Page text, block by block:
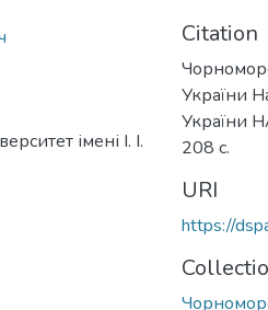
імені І. І.
Citation
України
України
208 с.
URI
https://